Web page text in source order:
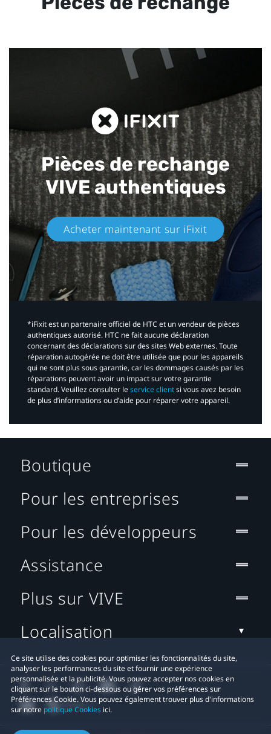
Pièces de rechange
VIVE authentiques​
Acheter maintenant sur iFixit​
*iFixit est un partenaire officiel de HTC et un vendeur de pièces
authentiques autorisé. HTC ne fait aucune déclaration
concernant des déclarations sur des sites Web externes. Toute
réparation autogérée ne doit être utilisée que pour les appareils
qui ne sont plus sous garantie, car les dommages causés par les
réparations peuvent avoir un impact sur votre garantie
standard. Veuillez consulter leservice clientsi vous avez besoin
de plus d’informations ou d’aide pour réparer votre appareil.​
Ce site utilise des cookies pour optimiser les fonctionnalités du site,
analyser les performances du site et fournir une expérience
personnalisée et la publicité. Vous pouvez accepter nos cookies en
cliquant sur le bouton ci-dessous ou gérer vos préférences sur
Préférences Cookie. Vous pouvez également trouver plus d'informations
sur notre politique Cookies ici.
Boutique
Pour les entreprises
Pour les développeurs
Assistance
Plus sur VIVE
Localisation